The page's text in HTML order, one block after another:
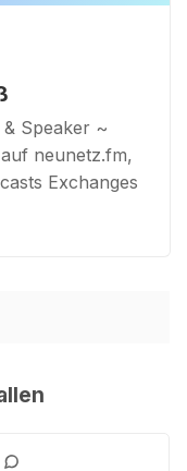
Speaker ~
neunetz.fm,
Exchanges